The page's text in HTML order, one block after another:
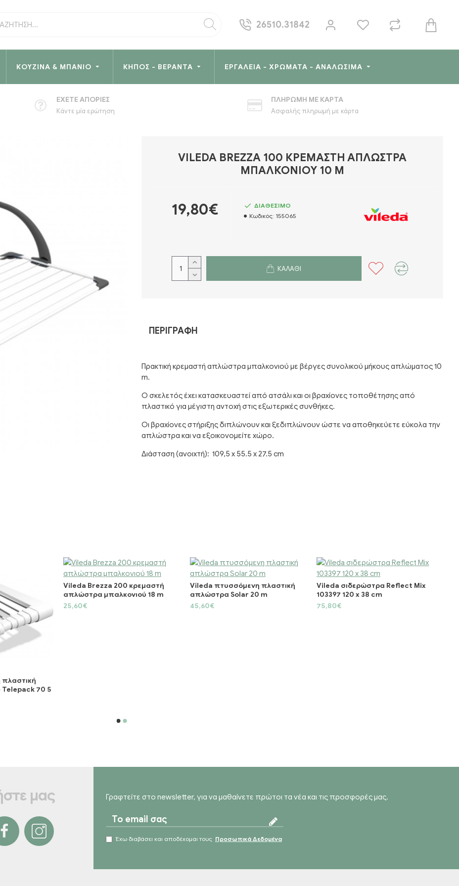
26510.31842
ΚΟΥΖΊΝΑ & ΜΠΆΝΙΟ ΚΉΠΟΣ - ΒΕΡΆΝΤΑ ΕΡΓΑΛΕΊΑ - ΧΡΏΜΑΤΑ - ΑΝΑΛΏΣΙΜΑ
ΈΧΕΤΕ ΑΠΟΡΊΕΣ
Κάντε μία ερώτηση
ΠΛΗΡΩΜΉ ΜΕ ΚΆΡΤΑ
Ασφαλής πληρωμή με κάρτα
VILEDA BREZZA 100 ΚΡΕΜΑΣΤΉ ΑΠΛΏΣΤΡΑ
ΜΠΑΛΚΟΝΙΟΎ 10 M
19,80€
ΔΙΑΘΕΣΙΜΟ
Κωδικός: 155065
ΚΑΛΆΘΙ
ΠΕΡΙΓΡΑΦΉ
Πρακτική κρεμαστή απλώστρα μπαλκονιού με βέργες συνολικού μήκους απλώματος 10
m.
Ο σκελετός έχει κατασκευαστεί από ατσάλι και οι βραχίονες τοποθέτησης από
πλαστικό για μέγιστη αντοχή στις εξωτερικές συνθήκες.
Οι βραχίονες στήριξης διπλώνουν και ξεδιπλώνουν ώστε να αποθηκεύετε εύκολα την
απλώστρα και να εξοικονομείτε χώρο.
Διάσταση (ανοιχτή): 109,5 x 55.5 x 27.5 cm
70 5
Vileda Brezza 200 κρεμαστή
απλώστρα μπαλκονιού 18 m
25,60€
Vileda πτυσσόμενη πλαστική
απλώστρα Solar 20 m
45,60€
Vileda σιδερώστρα Reflect Mix
103397 120 x 38 cm
75,80€
μας Γραφτείτε στο newsletter, για να μαθαίνετε πρώτοι τα νέα και τις προσφορές μας.
Έχω διαβάσει και αποδέχομαι τους Προσωπικά Δεδομένα